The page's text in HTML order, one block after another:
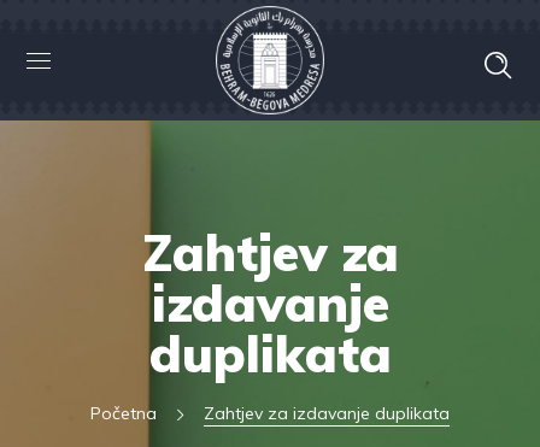
Zahtjev za
izdavanje
duplikata
Početna Zahtjev za izdavanje duplikata